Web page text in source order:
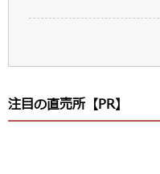
注目の直売所【PR】